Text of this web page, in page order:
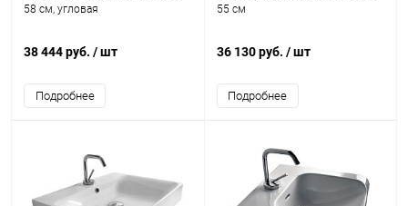
58 см, угловая
38 444 руб. / шт
Подробнее
55 см
36 130 руб. / шт
Подробнее